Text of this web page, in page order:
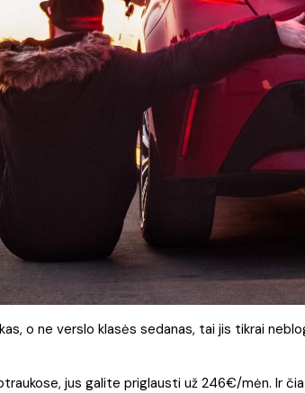
o ne verslo klasės sedanas, tai jis tikrai
jus galite priglausti už 246€/mėn. Ir